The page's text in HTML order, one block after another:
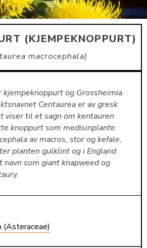
(KJEMPEKNOPPURT)
macrocephala
kjempeknoppurt og Grossheimia
Centaurea er av gresk
viser til et sagn om kentauren
knoppurt som medisinplante.
av macros, stor og kefale,
planten gulklint og i England
navn som giant knapweed og
(Asteraceae)